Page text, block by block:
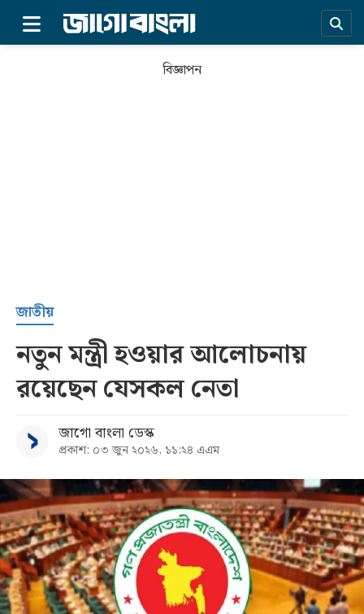
সর্বশেষ
বিভাগ
আর্কাইভ
কনভার্টার
বিজ্ঞাপন
জাতীয়
নতুন মন্ত্রী হওয়ার আলোচনায়
রয়েছেন যেসকল নেতা
জাগো বাংলা ডেস্ক
প্রকাশ: ০৩ জুন ২০২৬, ১১:২৪ এএম